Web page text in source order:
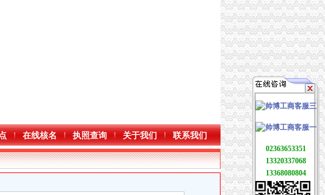
在线核名 执照查询 关于我们 联系我们
02363653351
13320337068
13368080804